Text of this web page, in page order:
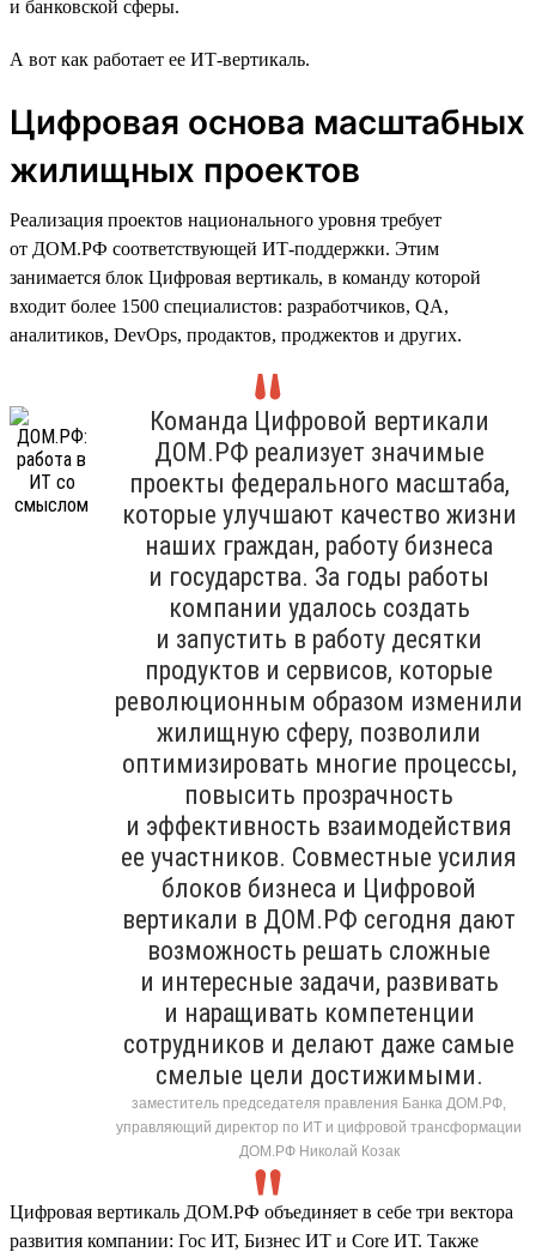
и банковской сферы.
А вот как работает ее ИТ-вертикаль.
Цифровая основа масштабных
жилищных проектов
Реализация проектов национального уровня требует
от ДОМ.РФ соответствующей ИТ-поддержки. Этим
занимается блок Цифровая вертикаль, в команду которой
входит более 1500 специалистов: разработчиков, QA,
аналитиков, DevOps, продактов, проджектов и других.
Команда Цифровой вертикали
ДОМ.РФ реализует значимые
проекты федерального масштаба,
которые улучшают качество жизни
наших граждан, работу бизнеса
и государства. За годы работы
компании удалось создать
и запустить в работу десятки
продуктов и сервисов, которые
революционным образом изменили
жилищную сферу, позволили
оптимизировать многие процессы,
повысить прозрачность
и эффективность взаимодействия
ее участников. Совместные усилия
блоков бизнеса и Цифровой
вертикали в ДОМ.РФ сегодня дают
возможность решать сложные
и интересные задачи, развивать
и наращивать компетенции
сотрудников и делают даже самые
смелые цели достижимыми.
заместитель председателя правления Банка ДОМ.РФ,
управляющий директор по ИТ и цифровой трансформации
ДОМ.РФ Николай Козак
Цифровая вертикаль ДОМ.РФ объединяет в себе три вектора
развития компании: Гос ИТ, Бизнес ИТ и Core ИТ. Также